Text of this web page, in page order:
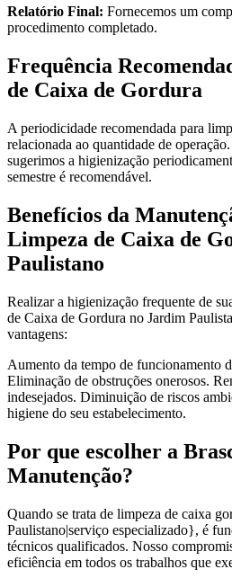
Relatório Final: Fornecemos um
procedimento completado.
Frequência
de Caixa de Gordura
A periodicidade recomendada para
relacionada ao quantidade de
sugerimos a higienização
semestre é recomendável.
Benefícios da
Limpeza de Caixa de
Paulistano
Realizar a higienização frequente de
de Caixa de Gordura no Jardim
vantagens:
Aumento da tempo de funcionamento
Eliminação de obstruções onerosos.
indesejados. Diminuição de riscos
higiene do seu estabelecimento.
Por que escolher a
Manutenção?
Quando se trata de limpeza de caixa
Paulistano|serviço especializado}, é
técnicos qualificados. Nosso
eficiência em todos os trabalhos que